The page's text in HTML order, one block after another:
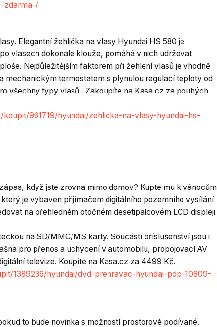
zdarma-/
Elegantní žehlička na vlasy Hyundai HS 580 je
vlasech dokonale klouže, pomáhá v nich udržovat
Nejdůležitějším faktorem při žehlení vlasů je vhodně
mechanickým termostatem s plynulou regulací teploty od
všechny typy vlasů. Zakoupíte na Kasa.cz za pouhých
961719/hyundai/zehlicka-na-vlasy-hyundai-hs-
když jste zrovna mimo domov? Kupte mu k vánocům
je vybaven přijímačem digitálního pozemního vysílání
na přehledném otočném desetipalcovém LCD displeji
na SD/MMC/MS karty. Součástí příslušenství jsou i
pro přenos a uchycení v automobilu, propojovací AV
televize. Koupíte na Kasa.cz za 4499 Kč.
1389236/hyundai/dvd-prehravac-hyundai-pdp-10809-
to bude novinka s možností prostorové podívané.